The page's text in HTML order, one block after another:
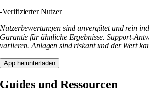
-Verifizierter Nutzer
Nutzerbewertungen sind unvergütet und rein
Garantie für ähnliche Ergebnisse. Support-
variieren. Anlagen sind riskant und der Wert
App herunterladen
Guides und Ressourcen